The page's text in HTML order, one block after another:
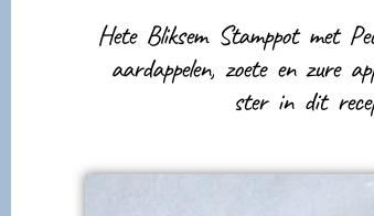
Hete Bliksem Stamppot met
aardappelen, zoete en zure
ster in dit